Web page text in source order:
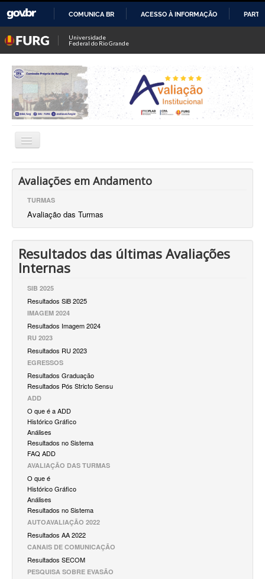
O
CONTEÚDO
COMUNICA BR ACESSO À INFORMAÇÃO
Universidade
Federal do Rio Grande
Alternar
Comissão Própria de Avaliação (CPA)
Dir. de Avaliação Institucional (DAI)
Coord. de Avaliação Institucional
CIAPs
Avaliações em Andamento
TURMAS
Avaliação das Turmas
Resultados das últimas Avaliações
Internas
SIB 2025
Resultados SiB 2025
IMAGEM 2024
Resultados Imagem 2024
RU 2023
Resultados RU 2023
EGRESSOS
Resultados Graduação
Resultados Pós Stricto Sensu
ADD
O que é a ADD
Histórico Gráfico
Análises
Resultados no Sistema
FAQ ADD
AVALIAÇÃO DAS TURMAS
O que é
Histórico Gráfico
Análises
Resultados no Sistema
AUTOAVALIAÇÃO 2022
Resultados AA 2022
CANAIS DE COMUNICAÇÃO
Resultados SECOM
PESQUISA SOBRE EVASÃO